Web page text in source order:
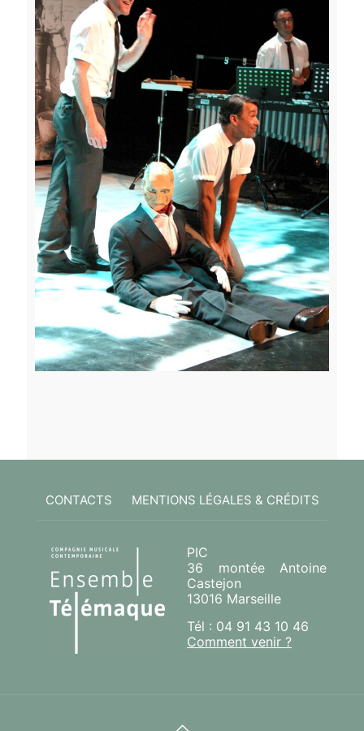
CONTACTS MENTIONS LÉGALES & CRÉDITS
PIC
36 montée Antoine
Castejon
13016 Marseille
Tél : 04 91 43 10 46
Comment venir ?